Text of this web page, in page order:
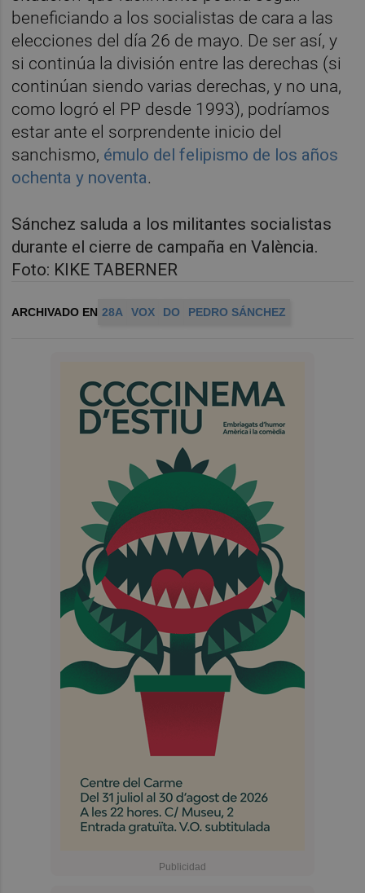
beneficiando a los socialistas de cara a las
elecciones del día 26 de mayo. De ser así, y
si continúa la división entre las derechas (si
continúan siendo varias derechas, y no una,
como logró el PP desde 1993), podríamos
estar ante el sorprendente inicio del
sanchismo, émulo del felipismo de los años
ochenta y noventa.
Sánchez saluda a los militantes socialistas
durante el cierre de campaña en València.
Foto: KIKE TABERNER
ARCHIVADO EN 28A VOX DO PEDRO SÁNCHEZ